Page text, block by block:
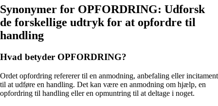
Synonymer for OPFORDRING: Udforsk
de forskellige udtryk for at opfordre til
handling
Hvad betyder OPFORDRING?
Ordet opfordring refererer til en anmodning, anbefaling eller incitament
til at udføre en handling. Det kan være en anmodning om hjælp, en
opfordring til handling eller en opmuntring til at deltage i noget.